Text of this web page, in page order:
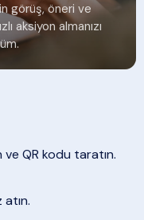
görüş, öneri ve
aksiyon almanızı
ve QR kodu taratın.